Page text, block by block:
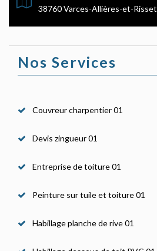
38760 Varces-Allières-et-Risset
Nos Services
Couvreur charpentier 01
Devis zingueur 01
Entreprise de toiture 01
Peinture sur tuile et toiture 01
Habillage planche de rive 01